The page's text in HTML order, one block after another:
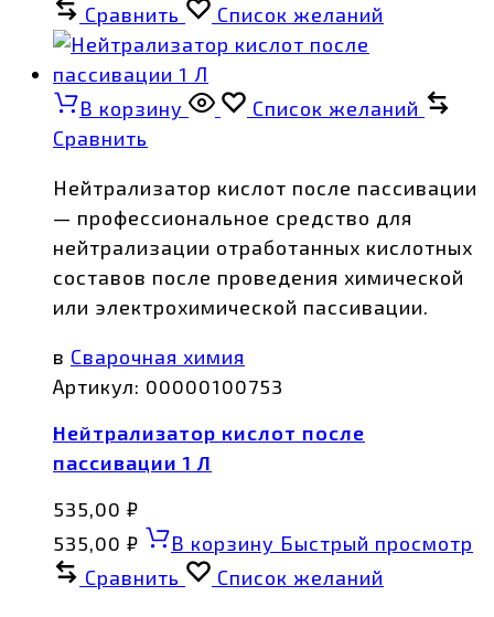
Сравнить
Список желаний
В корзину
Список желаний
Сравнить
Нейтрализатор кислот после пассивации
— профессиональное средство для
нейтрализации отработанных кислотных
составов после проведения химической
или электрохимической пассивации.
в Сварочная химия
Артикул: 00000100753
Нейтрализатор кислот после
пассивации 1 Л
535,00 ₽
535,00 ₽ В корзину Быстрый просмотр
Сравнить
Список желаний